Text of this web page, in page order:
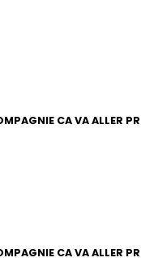
CA VA ALLER
CA VA ALLER